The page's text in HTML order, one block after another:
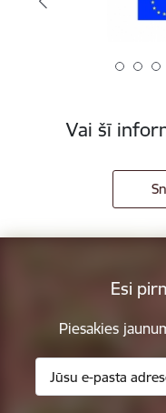
Vai šī
Esi
Piesakies